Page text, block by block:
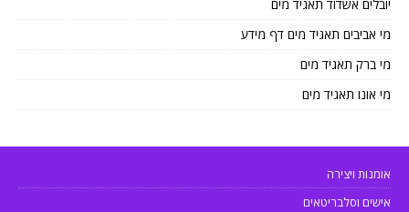
יובלים אשדוד תאגיד מים
מי אביבים תאגיד מים דף מידע
מי ברק תאגיד מים
מי אונו תאגיד מים
אומנות ויצירה
אישים וסלבריטאים